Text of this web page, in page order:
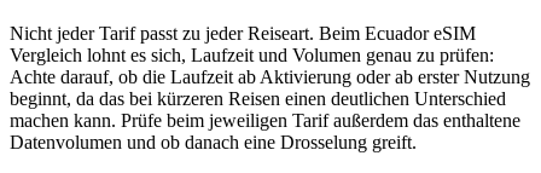
Nicht jeder Tarif passt zu jeder Reiseart. Beim Ecuador eSIM
Vergleich lohnt es sich, Laufzeit und Volumen genau zu prüfen:
Achte darauf, ob die Laufzeit ab Aktivierung oder ab erster Nutzung
beginnt, da das bei kürzeren Reisen einen deutlichen Unterschied
machen kann. Prüfe beim jeweiligen Tarif außerdem das enthaltene
Datenvolumen und ob danach eine Drosselung greift.